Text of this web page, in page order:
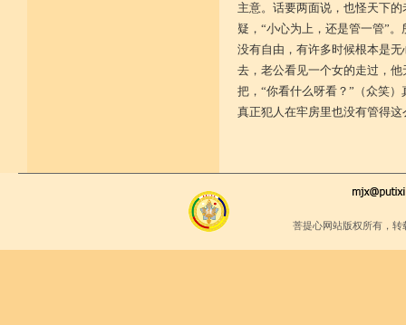
主意。话要两面说，也怪天下
疑，“小心为上，还是管一管”
没有自由，有许多时候根本是
去，老公看见一个女的走过，
把，“你看什么呀看？”（众笑
真正犯人在牢房里也没有管得这
菩提心网站版权所有，